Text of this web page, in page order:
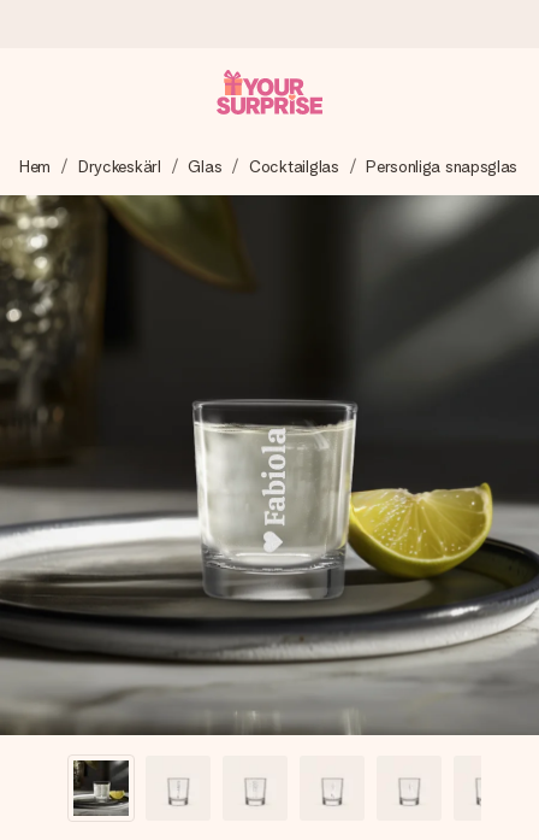
Vi skapar din gåva med omsorg och skickar den blixtsnabbt
– så att du kan ge den i precis rätt tid, när det betyder som
mest.
4,6 (baserat på +15 000 recensioner)
Reviews.
Gratis hälsning
Skapa något unikt med bara några få steg – med hennes
namn, ditt foto eller ett meddelande som verkligen berör
hennes hjärta. Inget krångel, bara med all kärlek för stunden.
Hem Dryckeskärl Glas Cocktailglas Personliga snapsglas